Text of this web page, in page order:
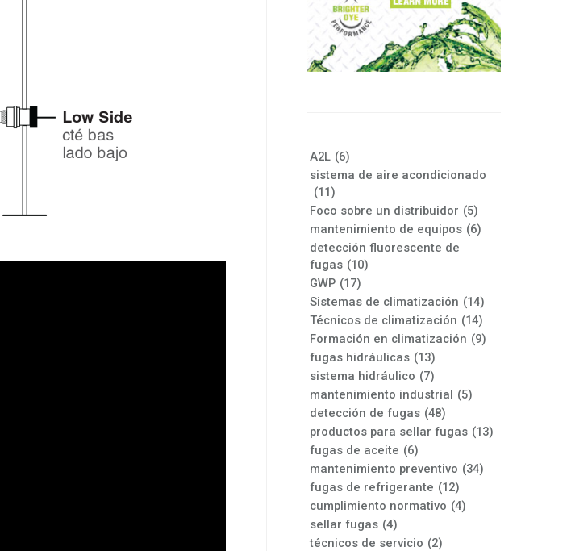
A2L (6)
sistema de aire acondicionado
(11)
Foco sobre un distribuidor (5)
mantenimiento de equipos (6)
detección fluorescente de
fugas (10)
GWP (17)
Sistemas de climatización (14)
Técnicos de climatización (14)
Formación en climatización (9)
fugas hidráulicas (13)
sistema hidráulico (7)
mantenimiento industrial (5)
detección de fugas (48)
productos para sellar fugas (13)
fugas de aceite (6)
mantenimiento preventivo (34)
fugas de refrigerante (12)
cumplimiento normativo (4)
sellar fugas (4)
técnicos de servicio (2)